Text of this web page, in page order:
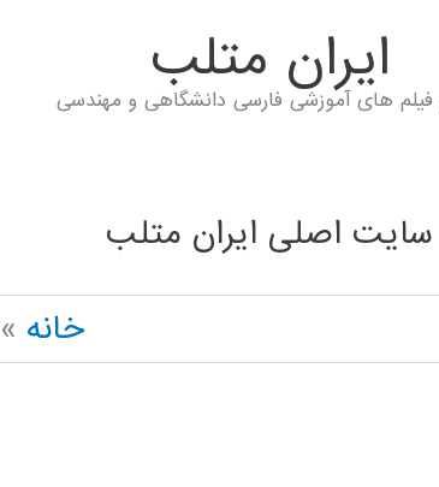
ايران متلب
های آموزشی فارسی دانشگاهی و مهندسی
سایت اصلی ایران متلب
خانه